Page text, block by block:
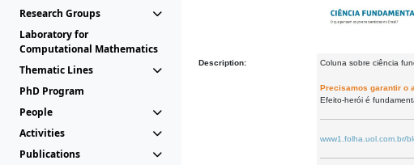
Research Groups
Laboratory for
Computational Mathematics
Thematic Lines
PhD Program
People
Activities
Publications
Description: Coluna sobre ciência
Precisamos garantir o
Efeito-herói é
www1.folha.uol.com.br/